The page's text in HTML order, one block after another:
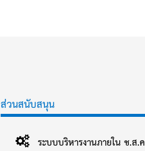
ส่วนสนับสนุน
ระบบบริหารงานภายใน ช.ส.ค